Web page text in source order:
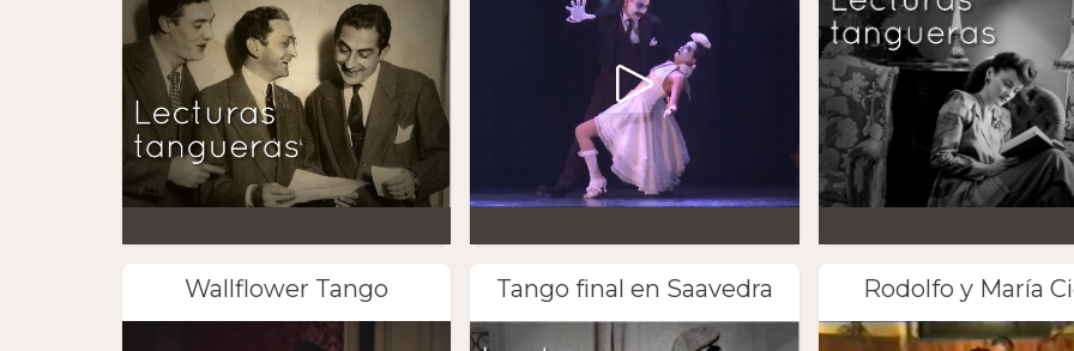
Wallflower Tango Tango final en Saavedra Rodolfo y María